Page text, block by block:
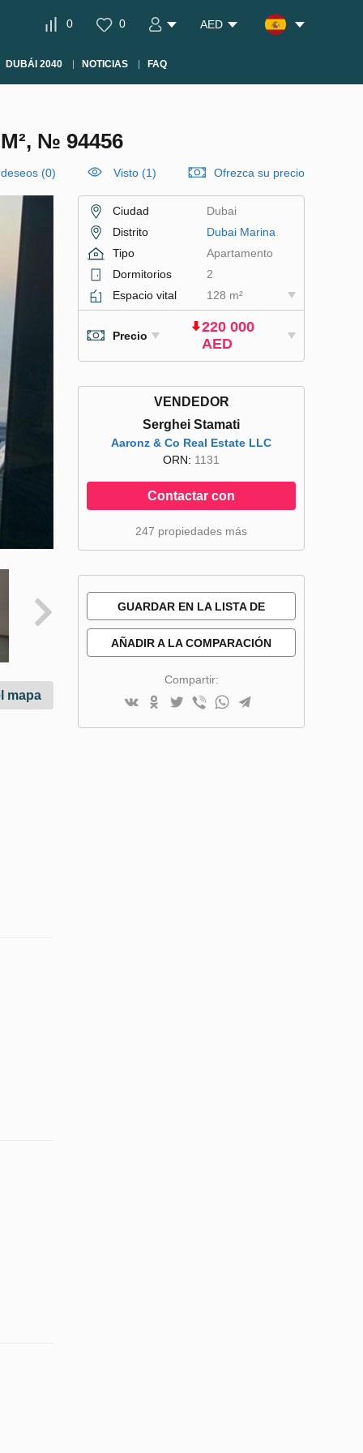
0 0 AED
DUBÁI 2040 NOTICIAS FAQ
№ 94456
(0) Visto (1) Ofrezca su precio
mapa
Ciudad
Dubai
Distrito
Dubai Marina
Tipo
Apartamento
Dormitorios
2
Espacio vital
128 m²
Precio
220 000
AED
VENDEDOR
Serghei Stamati
Aaronz & Co Real Estate LLC
ORN: 1131
Contactar con
247 propiedades más
GUARDAR EN LA LISTA DE
AÑADIR A LA COMPARACIÓN
Compartir: